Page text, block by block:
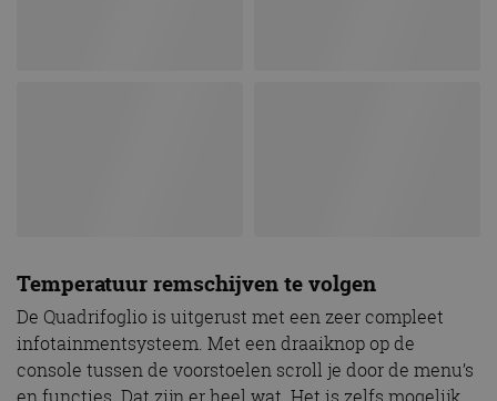
Temperatuur remschijven te volgen
De Quadrifoglio is uitgerust met een zeer compleet
infotainmentsysteem. Met een draaiknop op de
console tussen de voorstoelen scroll je door de menu’s